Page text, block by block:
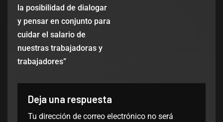
la posibilidad de dialogar
y pensar en conjunto para
cuidar el salario de
nuestras trabajadoras y
trabajadores”
Deja una respuesta
Tu dirección de correo electrónico no será